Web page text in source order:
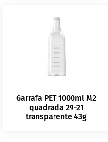
Garrafa PET 1000ml M2
quadrada 29-21
transparente 43g